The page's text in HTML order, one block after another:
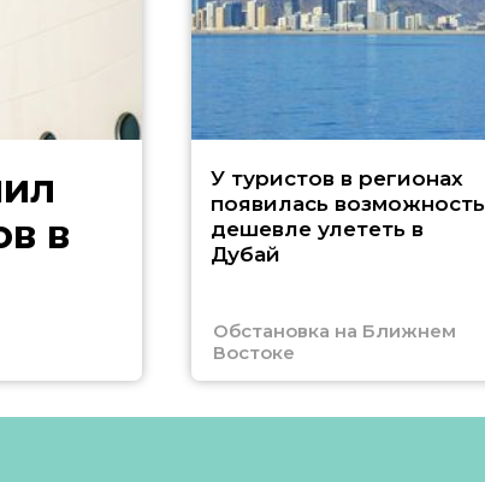
в
У туристов в регионах
появилась возможность
дешевле улететь в
Дубай
Обстановка на Ближнем
Востоке